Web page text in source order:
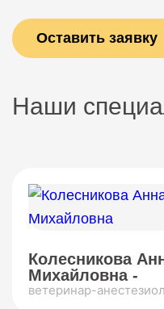
Наши
Колесникова
Михайловна -
ветеринар-